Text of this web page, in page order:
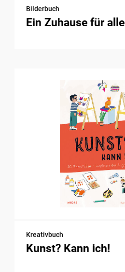
Bilderbuch
Ein Zuhause für alle
Kreativbuch
Kunst? Kann ich!